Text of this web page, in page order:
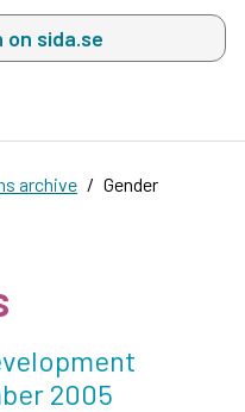
a list with search
archive
Gender
2005